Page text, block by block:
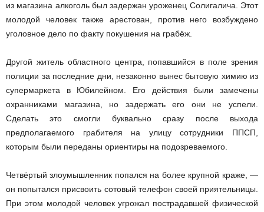
из магазина алкоголь был задержан уроженец Солигалича. Этот
молодой человек также арестован, против него возбуждено
уголовное дело по факту покушения на грабёж.
Другой житель областного центра, попавшийся в поле зрения
полиции за последние дни, незаконно вынес бытовую химию из
супермаркета в Юбилейном. Его действия были замечены
охранниками магазина, но задержать его они не успели.
Сделать это смогли буквально сразу после выхода
предполагаемого грабителя на улицу сотрудники ППСП,
которым были переданы ориентиры на подозреваемого.
Четвёртый злоумышленник попался на более крупной краже, —
он попытался присвоить сотовый телефон своей приятельницы.
При этом молодой человек угрожал пострадавшей физической